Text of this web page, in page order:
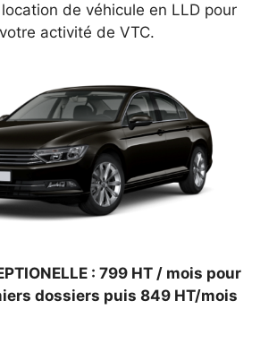
de véhicule en LLD pour
votre activité de VTC.
: 799 HT / mois pour
dossiers puis 849 HT/mois